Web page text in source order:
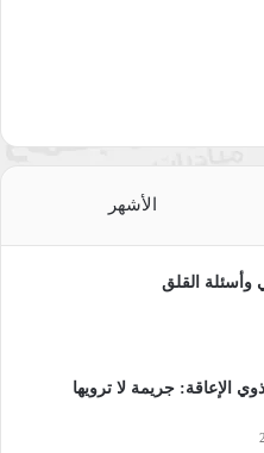
الأشهر
وأسئلة القلق
الإعاقة: جريمة لا ترويها